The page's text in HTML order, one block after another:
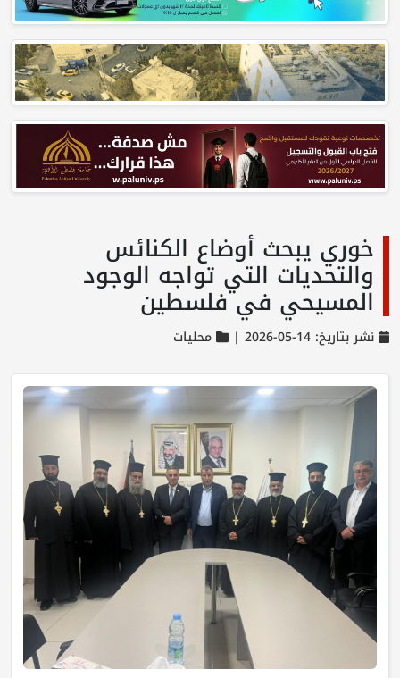
خوري يبحث أوضاع الكنائس
والتحديات التي تواجه الوجود
المسيحي في فلسطين
نشر بتاريخ: 14-05-2026 | محليات